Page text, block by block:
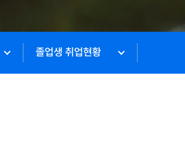
졸업생 취업현황